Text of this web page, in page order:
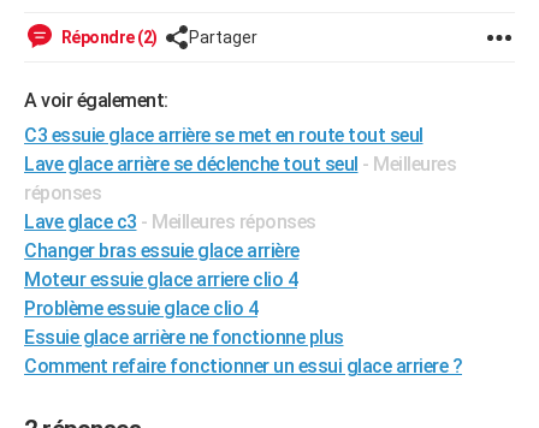
GUIDES D'ACHAT
CARTE DE VOEUX
Carte de Noël
Carte Bonne année
Carte Saint-Valentin
Carte Pâques
Carte d'anniversaire
DICTIONNAIRE
Dictionnaire
Biographies
Citations
Expressions
Proverbes
PROGRAMME TV
COPAINS D'AVANT
S'inscrire
Se connecter
Lycées
Collèges
Primaires
Universités
Entreprises
Service militaire
Avis de recherche
AVIS DE DÉCÈS
FORUM
Bricolage
Lifestyle
Culture
Sport
Auto
Television
Voyage
Cinema
Répondre (2) Partager
A voir également:
C3 essuie glace arrière se met en route tout seul
Lave glace arrière se déclenche tout seul - Meilleures
réponses
Lave glace c3 - Meilleures réponses
Changer bras essuie glace arrière
Moteur essuie glace arriere clio 4
Problème essuie glace clio 4
Essuie glace arrière ne fonctionne plus
Comment refaire fonctionner un essui glace arriere ?